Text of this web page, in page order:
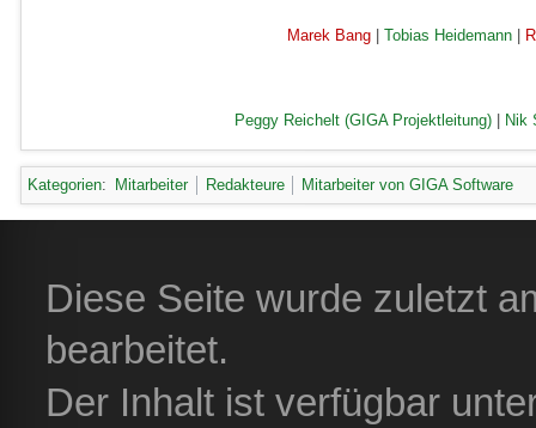
Marek Bang |Tobias Heidemann
Peggy Reichelt (GIGA Projektleitung) Nik
Kategorien: Mitarbeiter Redakteure Mitarbeiter von GIGA Software
Diese Seite wurde zuletzt
bearbeitet.
Der Inhalt ist verfügbar